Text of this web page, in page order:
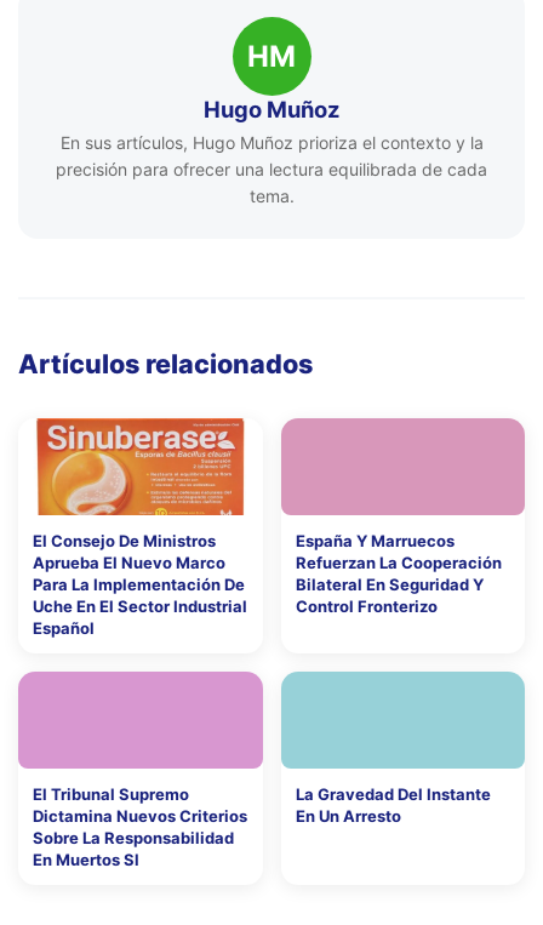
HM
Hugo Muñoz
En sus artículos, Hugo Muñoz prioriza el contexto y la
precisión para ofrecer una lectura equilibrada de cada
tema.
Artículos relacionados
El Consejo De Ministros
Aprueba El Nuevo Marco
Para La Implementación De
Uche En El Sector Industrial
Español
España Y Marruecos
Refuerzan La Cooperación
Bilateral En Seguridad Y
Control Fronterizo
El Tribunal Supremo
Dictamina Nuevos Criterios
Sobre La Responsabilidad
En Muertos Sl
La Gravedad Del Instante
En Un Arresto